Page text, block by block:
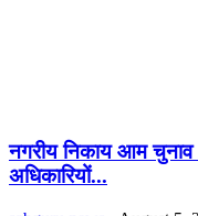
नगरीय निकाय आम चुनाव
अधिकारियों...